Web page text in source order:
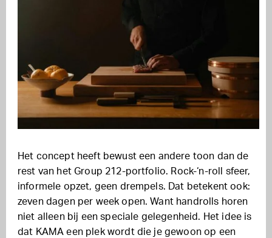
Het concept heeft bewust een andere toon dan de
rest van het Group 212-portfolio. Rock-‘n-roll sfeer,
informele opzet, geen drempels. Dat betekent ook:
zeven dagen per week open. Want handrolls horen
niet alleen bij een speciale gelegenheid. Het idee is
dat KAMA een plek wordt die je gewoon op een